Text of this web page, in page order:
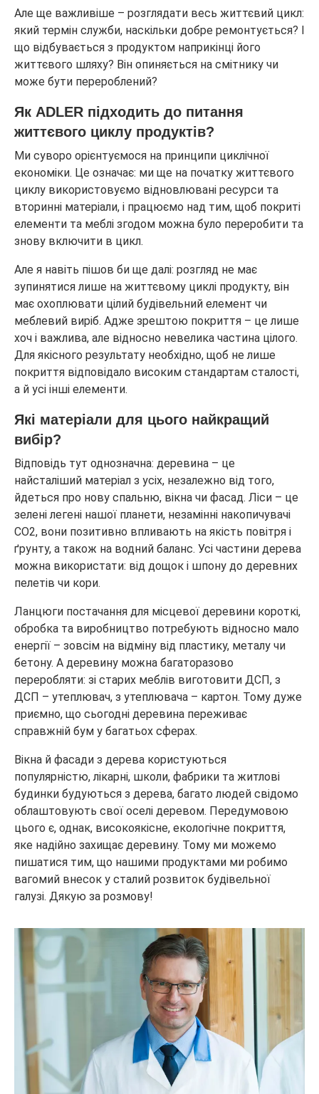
Але ще важливіше – розглядати весь життєвий цикл:
який термін служби, наскільки добре ремонтується? І
що відбувається з продуктом наприкінці його
життєвого шляху? Він опиняється на смітнику чи
може бути перероблений?
Як ADLER підходить до питання
життєвого циклу продуктів?
Ми суворо орієнтуємося на принципи циклічної
економіки. Це означає: ми ще на початку життєвого
циклу використовуємо відновлювані ресурси та
вторинні матеріали, і працюємо над тим, щоб покриті
елементи та меблі згодом можна було переробити та
знову включити в цикл.
Але я навіть пішов би ще далі: розгляд не має
зупинятися лише на життєвому циклі продукту, він
має охоплювати цілий будівельний елемент чи
меблевий виріб. Адже зрештою покриття – це лише
хоч і важлива, але відносно невелика частина цілого.
Для якісного результату необхідно, щоб не лише
покриття відповідало високим стандартам сталості,
а й усі інші елементи.
Які матеріали для цього найкращий
вибір?
Відповідь тут однозначна: деревина – це
найсталіший матеріал з усіх, незалежно від того,
йдеться про нову спальню, вікна чи фасад. Ліси – це
зелені легені нашої планети, незамінні накопичувачі
CO2, вони позитивно впливають на якість повітря і
ґрунту, а також на водний баланс. Усі частини дерева
можна використати: від дощок і шпону до деревних
пелетів чи кори.
Ланцюги постачання для місцевої деревини короткі,
обробка та виробництво потребують відносно мало
енергії – зовсім на відміну від пластику, металу чи
бетону. А деревину можна багаторазово
переробляти: зі старих меблів виготовити ДСП, з
ДСП – утеплювач, з утеплювача – картон. Тому дуже
приємно, що сьогодні деревина переживає
справжній бум у багатьох сферах.
Вікна й фасади з дерева користуються
популярністю, лікарні, школи, фабрики та житлові
будинки будуються з дерева, багато людей свідомо
облаштовують свої оселі деревом. Передумовою
цього є, однак, високоякісне, екологічне покриття,
яке надійно захищає деревину. Тому ми можемо
пишатися тим, що нашими продуктами ми робимо
вагомий внесок у сталий розвиток будівельної
галузі. Дякую за розмову!